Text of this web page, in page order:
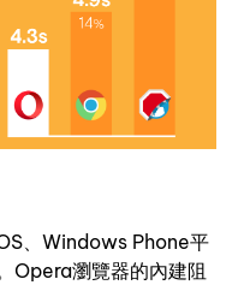
、Windows Phone平
Opera瀏覽器的內建阻